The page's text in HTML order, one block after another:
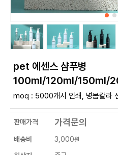
pet 에센스 샴푸병
100ml/120ml/150ml/
moq : 5000개시 인쇄, 병몸칼라
판매가격 가격문의
배송비 3,000원